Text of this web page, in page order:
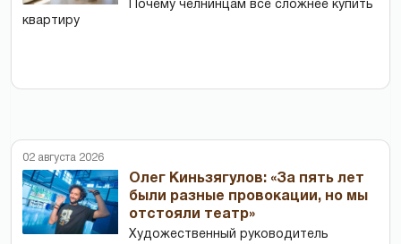
Почему челнинцам все сложнее купить
квартиру
02 августа 2026
Олег Киньзягулов: «За пять лет
были разные провокации, но мы
отстояли театр»
Художественный руководитель